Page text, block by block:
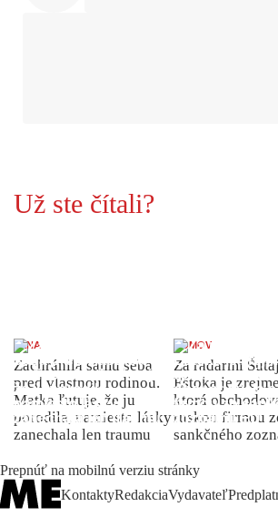
Už ste čítali?
ŽENA
Zachránila samu seba
pred vlastnou rodinou.
Matka ľutuje, že ju
porodila, namiesto lásky
zanechala len traumu
DOMOV
Za radarmi
Eštoka je
ktorá
ruskou firmou
sankčného
Prepnúť na mobilnú verziu stránky
KontaktyRedakciaVydavateľ